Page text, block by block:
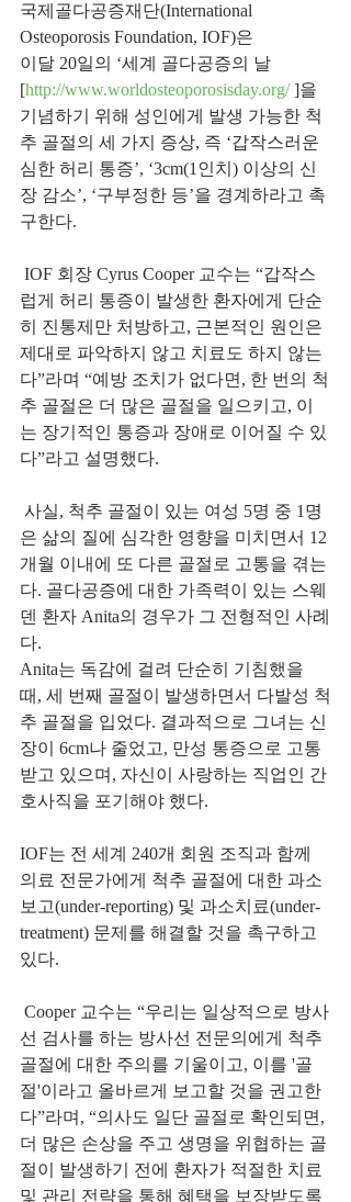
국제골다공증재단(International
Osteoporosis Foundation, IOF)은
이달 20일의 ‘세계 골다공증의 날
[http://www.worldosteoporosisday.org/ ]을
기념하기 위해 성인에게 발생 가능한 척
추 골절의 세 가지 증상, 즉 ‘갑작스러운
심한 허리 통증’, ‘3cm(1인치) 이상의 신
장 감소’, ‘구부정한 등’을 경계하라고 촉
구한다.
럽게 허리 통증이 발생한 환자에게 단순
히 진통제만 처방하고, 근본적인 원인은
제대로 파악하지 않고 치료도 하지 않는
다”라며 “예방 조치가 없다면, 한 번의 척
추 골절은 더 많은 골절을 일으키고, 이
는 장기적인 통증과 장애로 이어질 수 있
다”라고 설명했다.
은 삶의 질에 심각한 영향을 미치면서 12
개월 이내에 또 다른 골절로 고통을 겪는
다. 골다공증에 대한 가족력이 있는 스웨
덴 환자 Anita의 경우가 그 전형적인 사례
다.
Anita는 독감에 걸려 단순히 기침했을
때, 세 번째 골절이 발생하면서 다발성 척
추 골절을 입었다. 결과적으로 그녀는 신
장이 6cm나 줄었고, 만성 통증으로 고통
받고 있으며, 자신이 사랑하는 직업인 간
호사직을 포기해야 했다.
IOF는 전 세계 240개 회원 조직과 함께
의료 전문가에게 척추 골절에 대한 과소
보고(under-reporting) 및 과소치료(under-
treatment) 문제를 해결할 것을 촉구하고
있다.
선 검사를 하는 방사선 전문의에게 척추
골절에 대한 주의를 기울이고, 이를 '골
절'이라고 올바르게 보고할 것을 권고한
다”라며, “의사도 일단 골절로 확인되면,
더 많은 손상을 주고 생명을 위협하는 골
절이 발생하기 전에 환자가 적절한 치료
및 관리 전략을 통해 혜택을 보장받도록